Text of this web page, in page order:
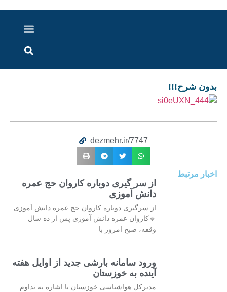
بدون شرح!!!
dezmehr.ir/7747
اخبار مرتبط
از سر گیری دوباره کاروان حج عمره
دانش آموزی
از سرگیری دوباره کاروان حج عمره دانش آموزی
🔹کاروان عمره دانش آموزی پس از ده سال
وقفه، صبح امروز با
ورود سامانه بارشی جدید از اوایل هفته
آینده به خوزستان
مدیرکل هواشناسی خوزستان با اشاره به تداوم